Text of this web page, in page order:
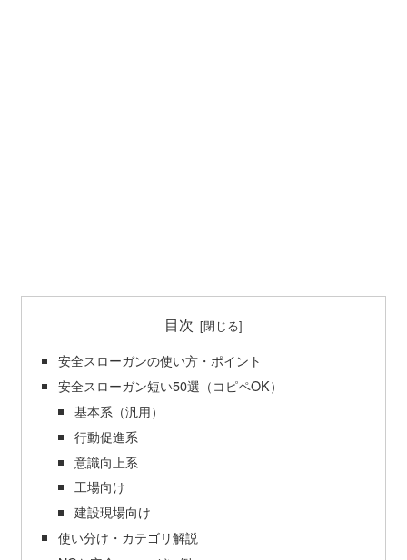
目次
安全スローガンの使い方・ポイント
安全スローガン短い50選（コピペOK）
基本系（汎用）
行動促進系
意識向上系
工場向け
建設現場向け
使い分け・カテゴリ解説